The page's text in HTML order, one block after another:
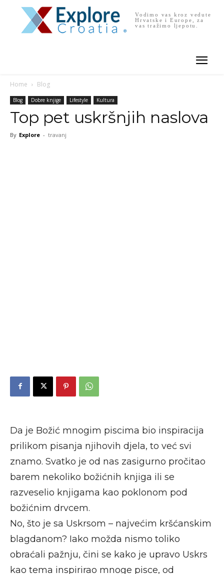
Vodimo vas kroz vedute
Hrvatske i Europe, za
vas tražimo ljepotu.
Home Blog
Blog Dobre knjige Lifestyle Kultura
Top pet uskršnjih naslova
By Explore - travanj
Da je Božić mnogim piscima bio inspiracija
prilikom pisanja njihovih djela, to već svi
znamo. Svatko je od nas zasigurno pročitao
barem nekoliko božićnih knjiga ili se
razveselio knjigama kao poklonom pod
božićnim drvcem.
No, što je sa Uskrsom – najvećim kršćanskim
blagdanom? Iako možda nismo toliko
obraćali pažnju, čini se kako je upravo Uskrs
kao tema inspirirao mnoge pisce, od